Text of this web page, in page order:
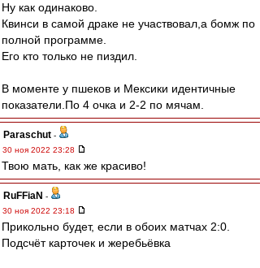
Ну как одинаково.
Квинси в самой драке не участвовал,а бомж по
полной программе.
Его кто только не пиздил.
В моменте у пшеков и Мексики идентичные
показатели.По 4 очка и 2-2 по мячам.
Paraschut -
30 ноя 2022 23:28
Твою мать, как же красиво!
RuFFiaN -
30 ноя 2022 23:18
Прикольно будет, если в обоих матчах 2:0.
Подсчёт карточек и жеребьёвка